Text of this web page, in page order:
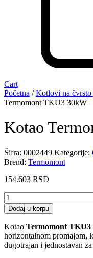
Cart
Početna /Kotlovi na
Termomont TKU3 30kW
Kotao
Šifra: 0002449 Kategorije:
Brend: Termomont
154.603 RSD
Kotao
Termomont
TKU3
30kW
količina
Dodaj u korpu
Kotao Termomont TKU3
horizontalnom promajom,
dugotrajan i jednostavan